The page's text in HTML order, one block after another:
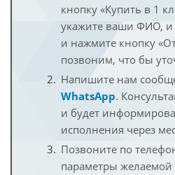
кнопку «Купить в 1
укажите ваши ФИО, и
и нажмите кнопку
позвоним, что бы
Напишите нам
WhatsApp.
и будет
исполнения через
Позвоните по
параметры